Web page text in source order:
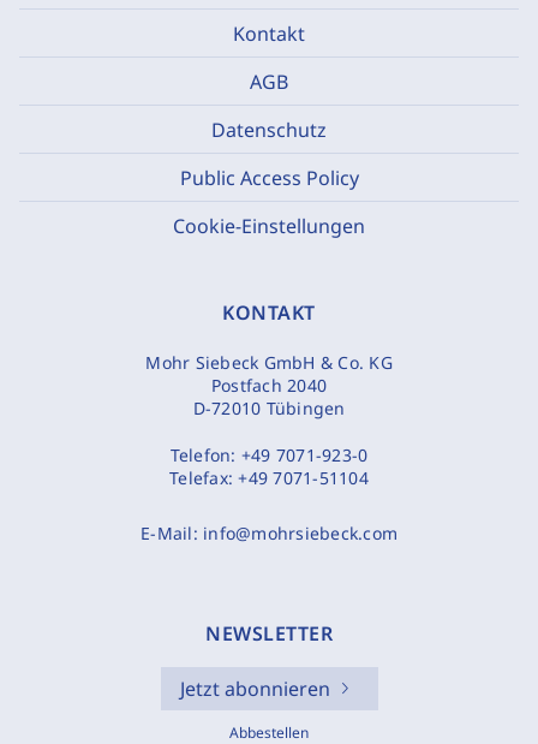
Kontakt
AGB
Datenschutz
Public Access Policy
Cookie-Einstellungen
KONTAKT
Mohr Siebeck GmbH & Co. KG
Postfach 2040
D-72010 Tübingen
Telefon: +49 7071-923-0
Telefax:+49 7071-51104
E-Mail: info@mohrsiebeck.com
NEWSLETTER
Jetzt abonnieren
Abbestellen